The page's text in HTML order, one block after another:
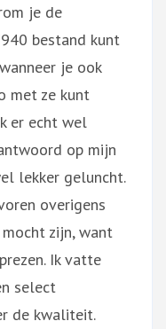
je de
bestand kunt
je ook
met ze kunt
er echt wel
op mijn
lekker geluncht.
overigens
zijn, want
Ik vatte
select
de kwaliteit.